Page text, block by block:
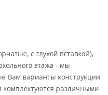
с глухой вставкой),
этажа - мы
Вам варианты конструкции
различными